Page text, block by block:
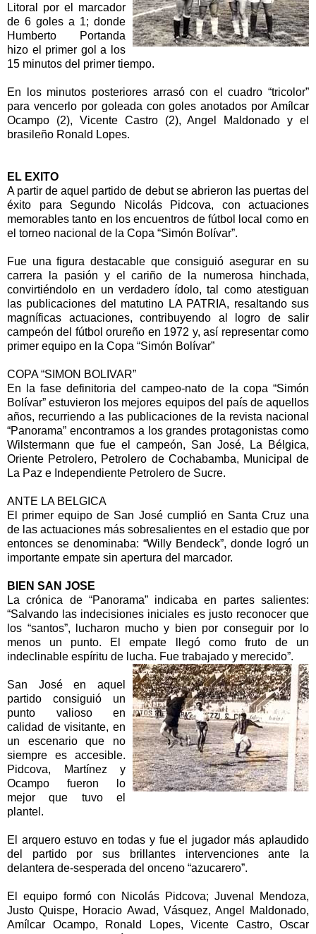
Litoral por el marcador
de 6 goles a 1; donde
Humberto Portanda
hizo el primer gol a los
15 minutos del primer tiempo.
En los minutos posteriores arrasó con el cuadro “tricolor”
para vencerlo por goleada con goles anotados por Amílcar
Ocampo (2), Vicente Castro (2), Angel Maldonado y el
brasileño Ronald Lopes.
EL EXITO
A partir de aquel partido de debut se abrieron las puertas del
éxito para Segundo Nicolás Pidcova, con actuaciones
memorables tanto en los encuentros de fútbol local como en
el torneo nacional de la Copa “Simón Bolívar”.
Fue una figura destacable que consiguió asegurar en su
carrera la pasión y el cariño de la numerosa hinchada,
convirtiéndolo en un verdadero ídolo, tal como atestiguan
las publicaciones del matutino LA PATRIA, resaltando sus
magníficas actuaciones, contribuyendo al logro de salir
campeón del fútbol orureño en 1972 y, así representar como
primer equipo en la Copa “Simón Bolívar”
COPA “SIMON BOLIVAR”
En la fase definitoria del campeo-nato de la copa “Simón
Bolívar” estuvieron los mejores equipos del país de aquellos
años, recurriendo a las publicaciones de la revista nacional
“Panorama” encontramos a los grandes protagonistas como
Wilstermann que fue el campeón, San José, La Bélgica,
Oriente Petrolero, Petrolero de Cochabamba, Municipal de
La Paz e Independiente Petrolero de Sucre.
ANTE LA BELGICA
El primer equipo de San José cumplió en Santa Cruz una
de las actuaciones más sobresalientes en el estadio que por
entonces se denominaba: “Willy Bendeck”, donde logró un
importante empate sin apertura del marcador.
BIEN SAN JOSE
La crónica de “Panorama” indicaba en partes salientes:
“Salvando las indecisiones iniciales es justo reconocer que
los “santos”, lucharon mucho y bien por conseguir por lo
menos un punto. El empate llegó como fruto de un
indeclinable espíritu de lucha. Fue trabajado y merecido”.
San José en aquel
partido consiguió un
punto valioso en
calidad de visitante, en
un escenario que no
siempre es accesible.
Pidcova, Martínez y
Ocampo fueron lo
mejor que tuvo el
plantel.
El arquero estuvo en todas y fue el jugador más aplaudido
del partido por sus brillantes intervenciones ante la
delantera de-sesperada del onceno “azucarero”.
El equipo formó con Nicolás Pidcova; Juvenal Mendoza,
Justo Quispe, Horacio Awad, Vásquez, Angel Maldonado,
Amílcar Ocampo, Ronald Lopes, Vicente Castro, Oscar